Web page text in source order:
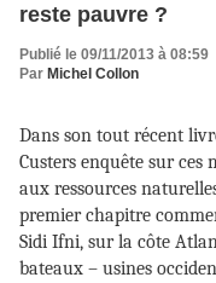
reste pauvre ?
Publié le 09/11/2013 à 08:59
Par Michel Collon
Dans son tout récent
Custers enquête sur
aux ressources
premier chapitre
Sidi Ifni, sur la côte
bateaux – usines